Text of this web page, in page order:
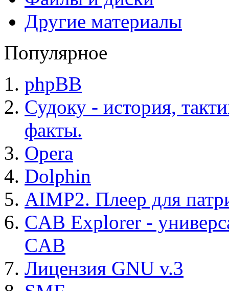
Другие материалы
Популярное
phpBB
Судоку - история,
факты.
Opera
Dolphin
AIMP2. Плеер для
CAB Explorer -
CAB
Лицензия GNU v.3